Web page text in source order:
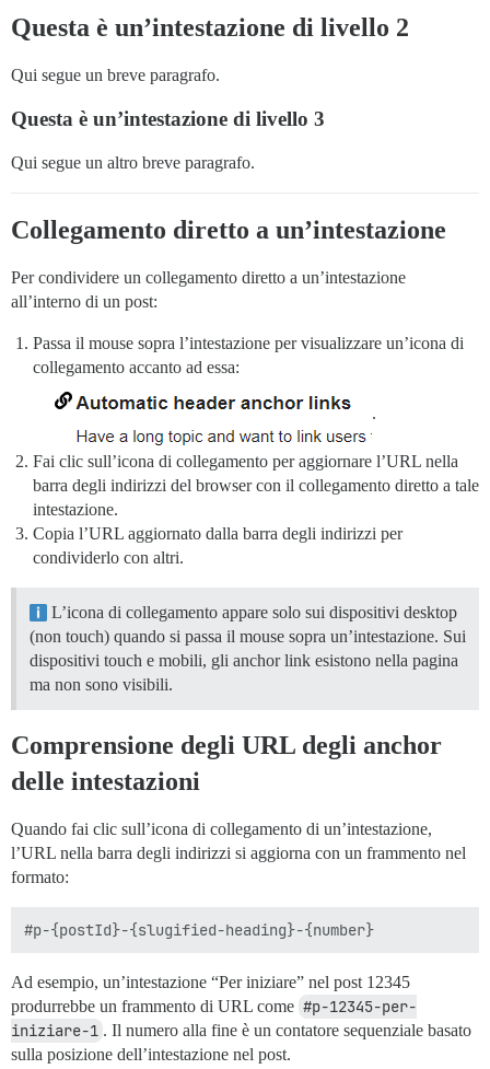
Questa è un’intestazione di livello 2
Qui segue un breve paragrafo.
Questa è un’intestazione di livello 3
Qui segue un altro breve paragrafo.
Collegamento diretto a un’intestazione
Per condividere un collegamento diretto a un’intestazione
all’interno di un post:
Passa il mouse sopra l’intestazione per visualizzare un’icona di
collegamento accanto ad essa:
.
Fai clic sull’icona di collegamento per aggiornare l’URL nella
barra degli indirizzi del browser con il collegamento diretto a tale
intestazione.
Copia l’URL aggiornato dalla barra degli indirizzi per
condividerlo con altri.
L’icona di collegamento appare solo sui dispositivi desktop
(non touch) quando si passa il mouse sopra un’intestazione. Sui
dispositivi touch e mobili, gli anchor link esistono nella pagina
ma non sono visibili.
Comprensione degli URL degli anchor
delle intestazioni
Quando fai clic sull’icona di collegamento di un’intestazione,
l’URL nella barra degli indirizzi si aggiorna con un frammento nel
formato:
Ad esempio, un’intestazione “Per iniziare” nel post 12345
produrrebbe un frammento di URL come #p-12345-per-
iniziare-1 . Il numero alla fine è un contatore sequenziale basato
sulla posizione dell’intestazione nel post.